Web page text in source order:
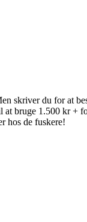
skriver du for at
at bruge 1.500 kr +
hos de fuskere!